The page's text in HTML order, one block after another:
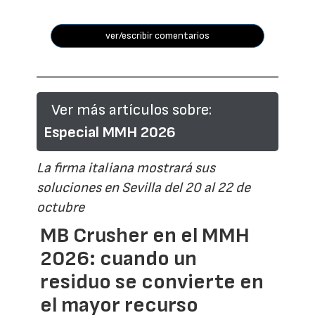
ver/escribir comentarios
Ver más artículos sobre:
Especial MMH 2026
La firma italiana mostrará sus
soluciones en Sevilla del 20 al 22 de
octubre
MB Crusher en el MMH
2026: cuando un
residuo se convierte en
el mayor recurso